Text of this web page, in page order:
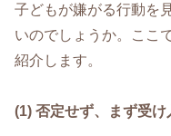
子どもが嫌がる行動を
いのでしょうか。ここ
紹介します。
(1) 否定せず、まず受け